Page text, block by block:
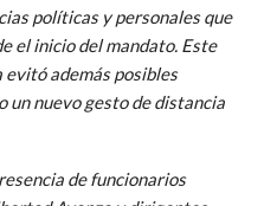
políticas y personales que
el inicio del mandato. Este
evitó además posibles
un nuevo gesto de distancia
de funcionarios